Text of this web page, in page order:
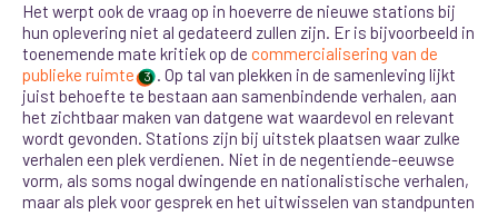
Het werpt ook de vraag op in hoeverre de nieuwe stations bij
hun oplevering niet al gedateerd zullen zijn. Er is bijvoorbeeld in
toenemende mate kritiek op de commercialisering van de
publieke ruimte
3 . Op tal van plekken in de samenleving lijkt
juist behoefte te bestaan aan samenbindende verhalen, aan
het zichtbaar maken van datgene wat waardevol en relevant
wordt gevonden. Stations zijn bij uitstek plaatsen waar zulke
verhalen een plek verdienen. Niet in de negentiende-eeuwse
vorm, als soms nogal dwingende en nationalistische verhalen,
maar als plek voor gesprek en het uitwisselen van standpunten